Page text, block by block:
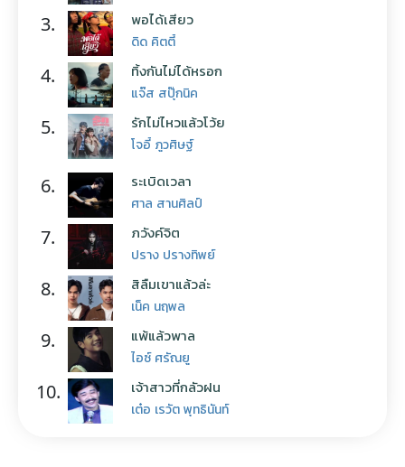
3. พอได้เสียว
ดิด คิตตี้
4. ทิ้งกันไม่ได้หรอก
แจ๊ส สปุ๊กนิค
5. รักไม่ไหวแล้วโว้ย
โจอี้ ภูวศิษฐ์
6. ระเบิดเวลา
ศาล สานศิลป์
7. ภวังค์จิต
ปราง ปรางทิพย์
8. สิลืมเขาแล้วล่ะ
เน็ค นฤพล
9. แพ้แล้วพาล
ไอซ์ ศรัณยู
10. เจ้าสาวที่กลัวฝน
เต๋อ เรวัต พุทธินันท์